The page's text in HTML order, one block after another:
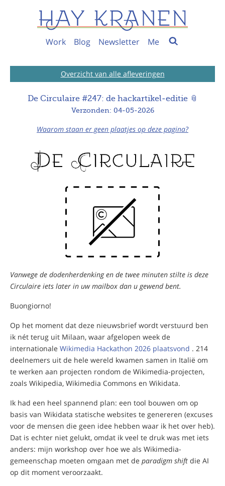
Work Blog Newsletter Me
Overzicht van alle afleveringen
De Circulaire #247: de hackartikel-editie 📎
Verzonden: 04-05-2026
Waarom staan er geen plaatjes op deze pagina?
Vanwege de dodenherdenking en de twee minuten stilte is deze
Circulaire iets later in uw mailbox dan u gewend bent.
Buongiorno!
Op het moment dat deze nieuwsbrief wordt verstuurd ben
ik nét terug uit Milaan, waar afgelopen week de
internationale Wikimedia Hackathon 2026 plaatsvond . 214
deelnemers uit de hele wereld kwamen samen in Italië om
te werken aan projecten rondom de Wikimedia-projecten,
zoals Wikipedia, Wikimedia Commons en Wikidata.
Ik had een heel spannend plan: een tool bouwen om op
basis van Wikidata statische websites te genereren (excuses
voor de mensen die geen idee hebben waar ik het over heb).
Dat is echter niet gelukt, omdat ik veel te druk was met iets
anders: mijn workshop over hoe we als Wikimedia-
gemeenschap moeten omgaan met de paradigm shift die AI
op dit moment veroorzaakt.